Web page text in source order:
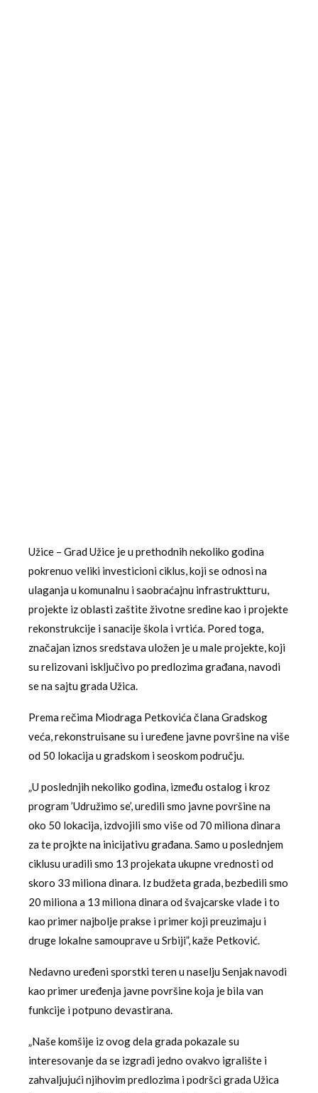
Užice – Grad Užice je u prethodnih nekoliko godina
pokrenuo veliki investicioni ciklus, koji se odnosi na
ulaganja u komunalnu i saobraćajnu infrastruktturu,
projekte iz oblasti zaštite životne sredine kao i projekte
rekonstrukcije i sanacije škola i vrtića. Pored toga,
značajan iznos sredstava uložen je u male projekte, koji
su relizovani isključivo po predlozima građana, navodi
se na sajtu grada Užica.
Prema rečima Miodraga Petkovića člana Gradskog
veća, rekonstruisane su i uređene javne površine na više
od 50 lokacija u gradskom i seoskom području.
„U poslednjih nekoliko godina, između ostalog i kroz
program ’Udružimo se’, uredili smo javne površine na
oko 50 lokacija, izdvojili smo više od 70 miliona dinara
za te projkte na inicijativu građana. Samo u poslednjem
ciklusu uradili smo 13 projekata ukupne vrednosti od
skoro 33 miliona dinara. Iz budžeta grada, bezbedili smo
20 miliona a 13 miliona dinara od švajcarske vlade i to
kao primer najbolje prakse i primer koji preuzimaju i
druge lokalne samouprave u Srbiji”, kaže Petković.
Nedavno uređeni sporstki teren u naselju Senjak navodi
kao primer uređenja javne površine koja je bila van
funkcije i potpuno devastirana.
„Naše komšije iz ovog dela grada pokazale su
interesovanje da se izgradi jedno ovakvo igralište i
zahvaljujući njihovim predlozima i podršci grada Užica